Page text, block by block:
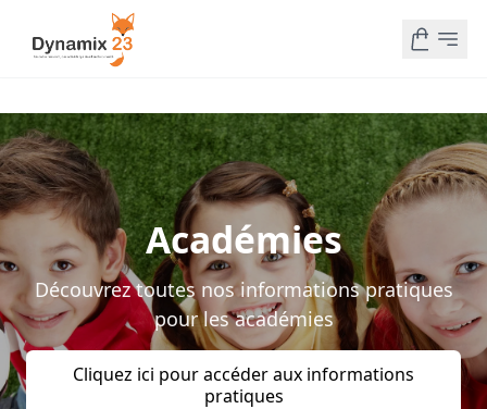
Académies
Découvrez toutes nos informations pratiques
pour les académies
Cliquez ici pour accéder aux informations
pratiques